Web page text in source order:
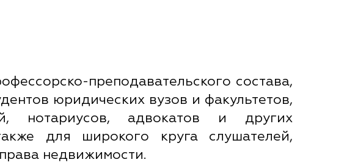
преподавательского состава,
юридических вузов и факультетов,
нотариусов, адвокатов и других
для широкого круга слушателей,
недвижимости.